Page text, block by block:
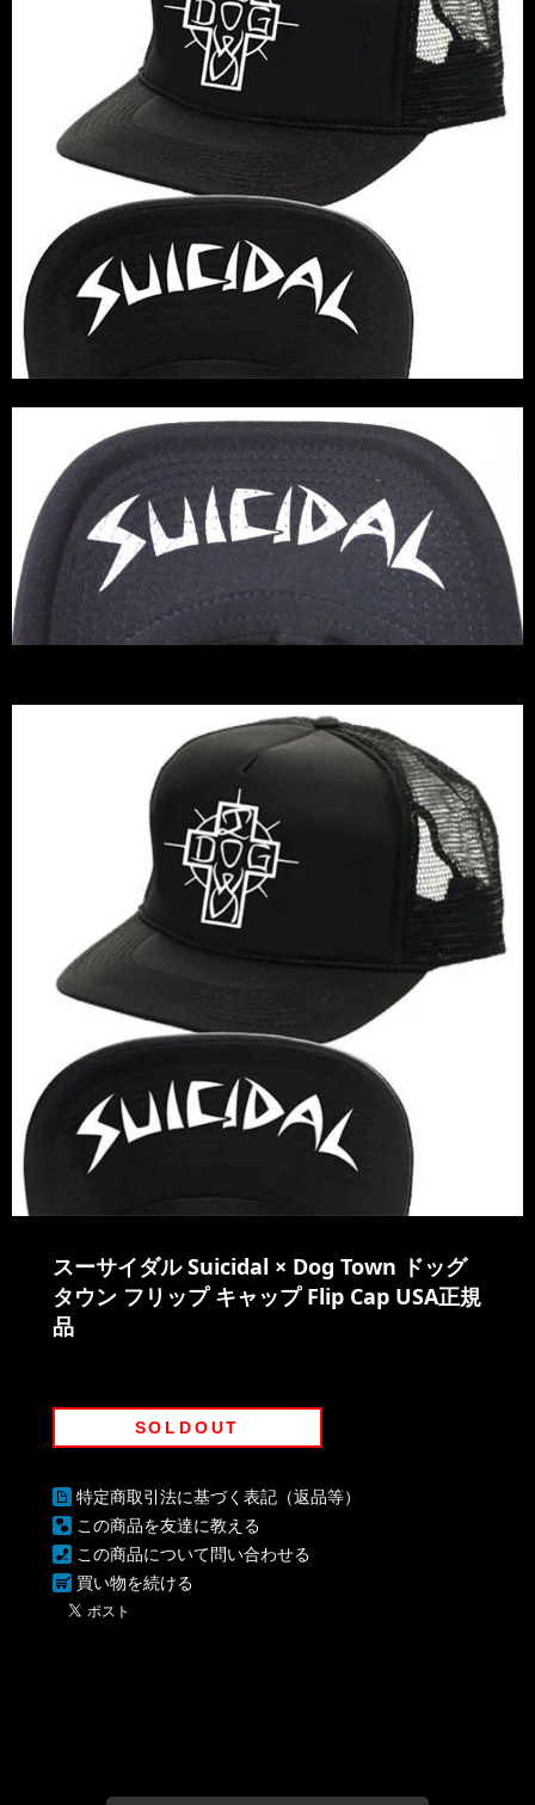
スーサイダル Suicidal × Dog Town ドッグ
タウン フリップ キャップ Flip Cap USA正規
品
SOLDOUT
特定商取引法に基づく表記（返品等）
この商品を友達に教える
この商品について問い合わせる
買い物を続ける